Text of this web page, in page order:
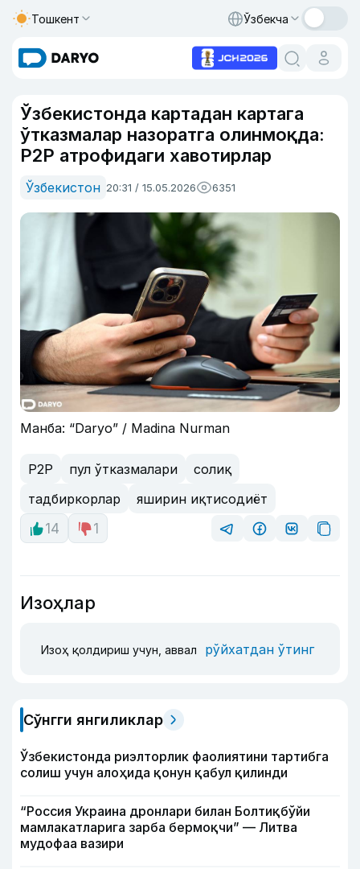
Тошкент Ўзбекча
Ўзбекистонда картадан картага
ўтказмалар назоратга олинмоқда:
P2P атрофидаги хавотирлар
Ўзбекистон 20:31 / 15.05.2026 6351
Манба: “Daryo” / Madina Nurman
P2P пул ўтказмалари
солиқ
тадбиркорлар
яширин иқтисодиёт
14
1
Изоҳлар
Изоҳ қолдириш учун, аввал рўйхатдан ўтинг
Сўнгги янгиликлар
Ўзбекистонда риэлторлик фаолиятини тартибга
солиш учун алоҳида қонун қабул қилинди
“Россия Украина дронлари билан Болтиқбўйи
мамлакатларига зарба бермоқчи” — Литва
мудофаа вазири